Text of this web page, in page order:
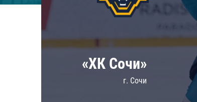
Локомотив
ЦСКА
Шанхайские Драконы
«ХК Сочи»
г. Сочи